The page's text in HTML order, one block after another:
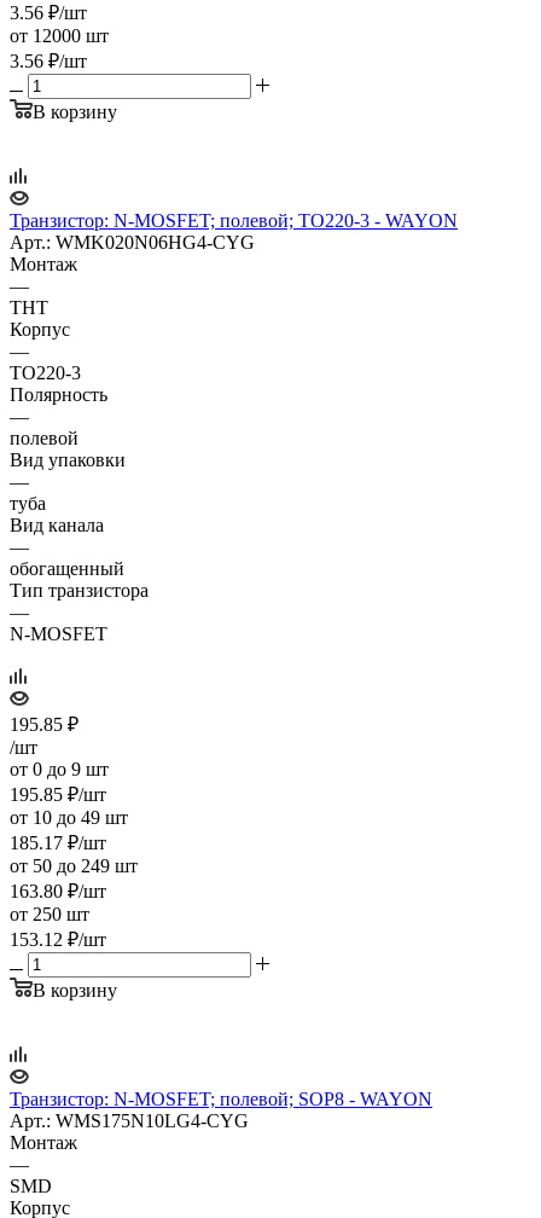
3.56 ₽/шт
от 12000 шт
3.56 ₽/шт
В корзину
Транзистор: N-MOSFET; полевой; TO220-3 - WAYON
Арт.: WMK020N06HG4-CYG
Монтаж
—
THT
Корпус
—
TO220-3
Полярность
—
полевой
Вид упаковки
—
туба
Вид канала
—
обогащенный
Тип транзистора
—
N-MOSFET
195.85 ₽
/шт
от 0 до 9 шт
195.85 ₽/шт
от 10 до 49 шт
185.17 ₽/шт
от 50 до 249 шт
163.80 ₽/шт
от 250 шт
153.12 ₽/шт
В корзину
Транзистор: N-MOSFET; полевой; SOP8 - WAYON
Арт.: WMS175N10LG4-CYG
Монтаж
—
SMD
Корпус